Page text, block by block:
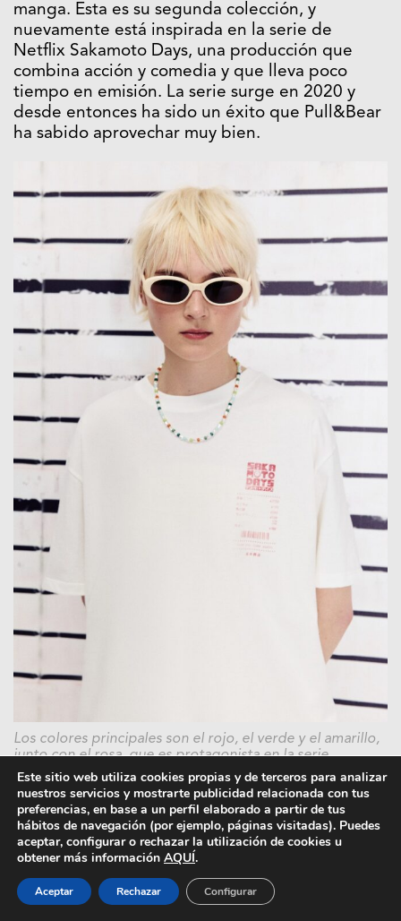
manga. Esta es su segunda colección, y
nuevamente está inspirada en la serie de
Netflix Sakamoto Days, una producción que
combina acción y comedia y que lleva poco
tiempo en emisión. La serie surge en 2020 y
desde entonces ha sido un éxito que Pull&Bear
ha sabido aprovechar muy bien.
Los colores principales son el rojo, el verde y el amarillo,
junto con el rosa, que es protagonista en la serie.
¿Y cómo es la nueva cápsula de ropa con
dibujos manga que ha creado Pull&Bear? Los
diseños se centran en el imaginario visual de las
tiendas japonesas, que es el eje principal de la
gráficas a anuncios retroy promociones de
Este sitio web utiliza cookies propias y de terceros para analizar
nuestros servicios y mostrarte publicidad relacionada con tus
preferencias, en base a un perfil elaborado a partir de tus
hábitos de navegación (por ejemplo, páginas visitadas). Puedes
aceptar, configurar o rechazar la utilización de cookies u
obtener más información AQUÍ.
Aceptar Rechazar Configurar